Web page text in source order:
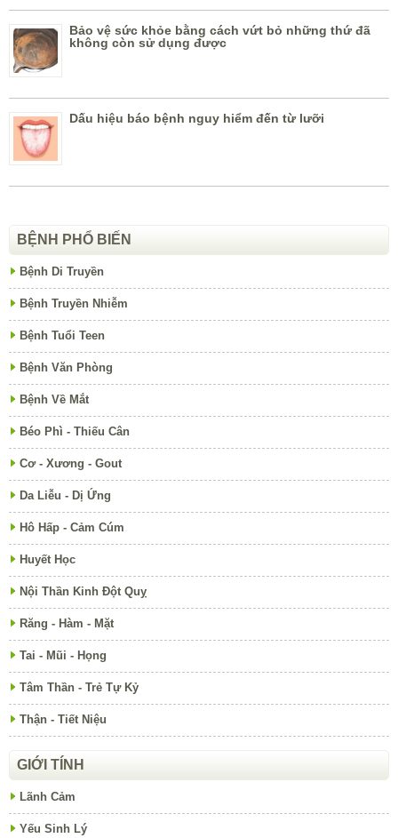
Bảo vệ sức khỏe bằng cách vứt bỏ những thứ đã
không còn sử dụng được
Dấu hiệu báo bệnh nguy hiểm đến từ lưỡi
BỆNH PHỔ BIẾN
Bệnh Di Truyền
Bệnh Truyền Nhiễm
Bệnh Tuổi Teen
Bệnh Văn Phòng
Bệnh Về Mắt
Béo Phì - Thiếu Cân
Cơ - Xương - Gout
Da Liễu - Dị Ứng
Hô Hấp - Cảm Cúm
Huyết Học
Nội Thần Kinh Đột Quỵ
Răng - Hàm - Mặt
Tai - Mũi - Họng
Tâm Thần - Trẻ Tự Kỷ
Thận - Tiết Niệu
GIỚI TÍNH
Lãnh Cảm
Yếu Sinh Lý